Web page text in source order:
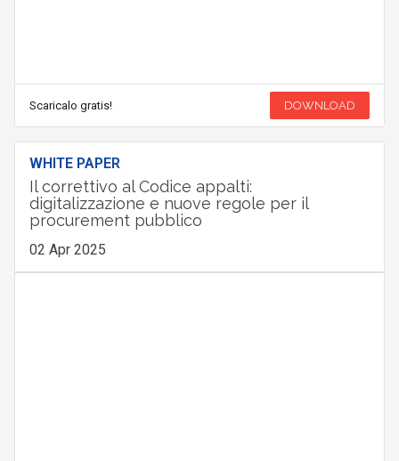
Scaricalo gratis! DOWNLOAD
WHITE PAPER
Il correttivo al Codice appalti:
digitalizzazione e nuove regole per il
procurement pubblico
02 Apr 2025